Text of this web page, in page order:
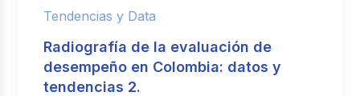
Tendencias y Data
Radiografía de la evaluación de
desempeño en Colombia: datos y
tendencias 2.